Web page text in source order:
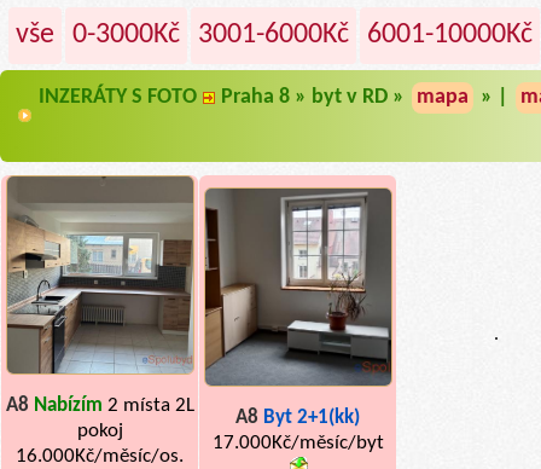
vše 0-3000Kč 3001-6000Kč 6001-10000Kč
INZERÁTY S FOTO Praha 8 » byt v RD » mapa » |
A8 Nabízím 2 místa 2L
pokoj
16.000Kč/měsíc/os.
A8 Byt 2+1(kk)
17.000Kč/měsíc/byt
.